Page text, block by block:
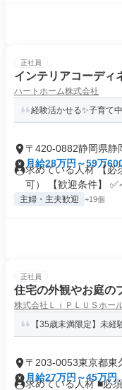
正社員
インテリアコーディ
ハートホーム株式会社
経験活かせる✨子育て
〒420-0882静岡県静
月給28万円～59万
求めている人材 【必
可） 【歓迎条件】 ✅
主婦・主夫歓迎 +19個
正社員
住宅の外観やお庭の
株式会社ＬｉＰＬＵＳホー
【35歳未満限定】未
〒203-0053東京都東
月給27万円～45万円
求めている人材 ■必